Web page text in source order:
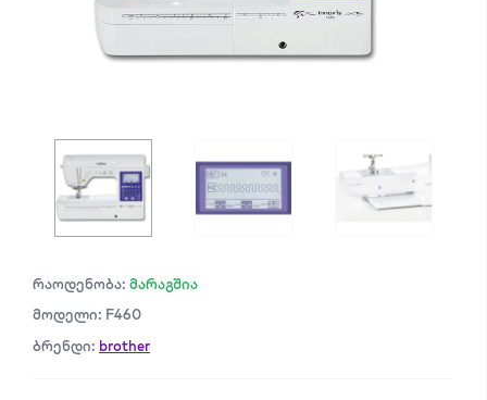
რაოდენობა: მარაგშია
მოდელი: F460
ბრენდი: brother